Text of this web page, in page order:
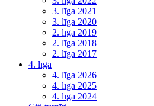
3. līga 2021
3. līga 2020
2. līga 2019
2. līga 2018
2. līga 2017
4. līga
4. līga 2026
4. līga 2025
4. līga 2024